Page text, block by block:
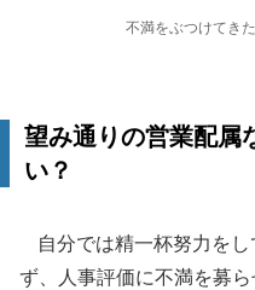
不満をぶつけてき
望み通りの営業配属
い？
自分では精一杯努力をし
ず、人事評価に不満を募